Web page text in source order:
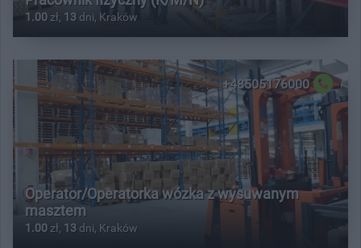
1.00 zł, 13 dni, Kraków
+48505176000
Operator/Operatorka wózka z wysuwanym
masztem
1.00 zł, 13 dni, Kraków